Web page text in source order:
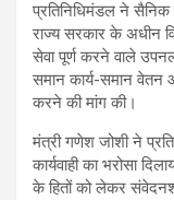
प्रतिनिधिमंडल ने
राज्य सरकार के अधीन
सेवा पूर्ण करने वाले
समान कार्य-समान वेतन
करने की मांग की।
मंत्री गणेश जोशी ने
कार्यवाही का भरोसा
के हितों को लेकर